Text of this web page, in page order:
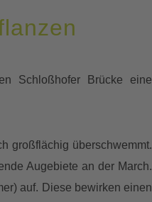
Schloßhofer Brücke eine
großflächig überschwemmt.
Augebiete an der March.
auf. Diese bewirken einen